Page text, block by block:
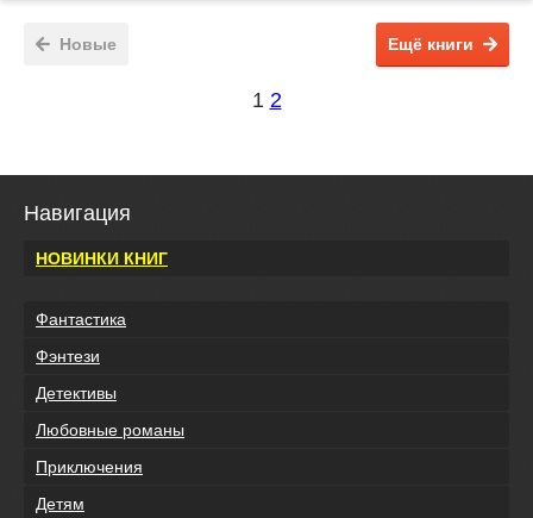
Новые Ещё книги
1 2
Навигация
НОВИНКИ КНИГ
Фантастика
Фэнтези
Детективы
Любовные романы
Приключения
Детям